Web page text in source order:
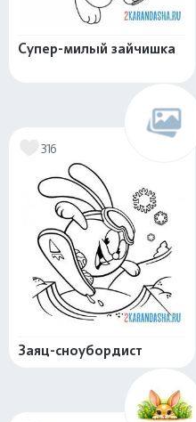
Супер-милый зайчишка
316
Заяц-сноубордист